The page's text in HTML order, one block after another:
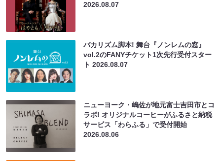
2026.08.07
バカリズム脚本! 舞台『ノンレムの窓』
vol.2のFANYチケット1次先行受付スター
ト2026.08.07
ニューヨーク・嶋佐が地元富士吉田市とコ
ラボ! オリジナルコーヒーがふるさと納税
サービス「わらふる」で受付開始
2026.08.06